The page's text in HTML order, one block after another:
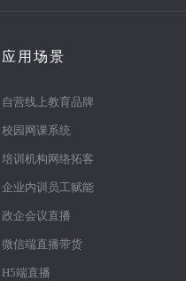
应用场景
自营线上教育品牌
校园网课系统
培训机构网络拓客
企业内训员工赋能
政企会议直播
微信端直播带货
H5端直播